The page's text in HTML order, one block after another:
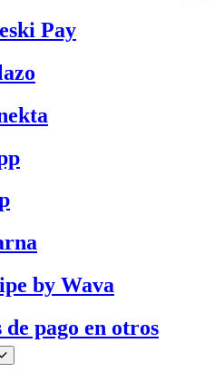
Pay
by Wava
pago en otros